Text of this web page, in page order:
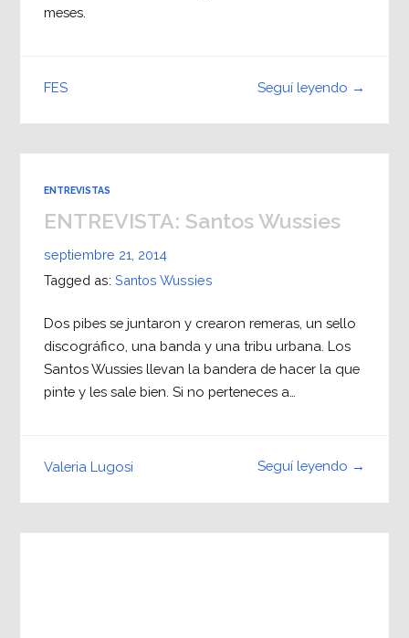
meses.
Seguí leyendo →
FES
ENTREVISTAS
ENTREVISTA: Santos Wussies
septiembre 21, 2014
Tagged as: Santos Wussies
Dos pibes se juntaron y crearon remeras, un sello
discográfico, una banda y una tribu urbana. Los
Santos Wussies llevan la bandera de hacer la que
pinte y les sale bien. Si no perteneces a…
Seguí leyendo →
Valeria Lugosi